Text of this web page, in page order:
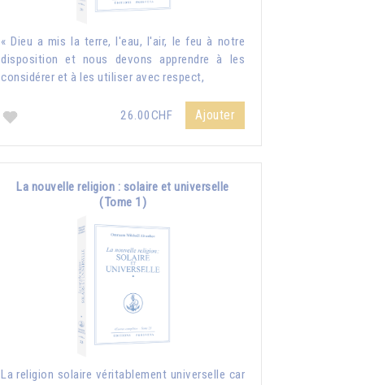
« Dieu a mis la terre, l'eau, l'air, le feu à notre
disposition et nous devons apprendre à les
considérer et à les utiliser avec respect,
26.00CHF Ajouter
La nouvelle religion : solaire et universelle
(Tome 1)
La religion solaire véritablement universelle car